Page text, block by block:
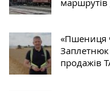
«Пшениця
Заплетнюк
продажів